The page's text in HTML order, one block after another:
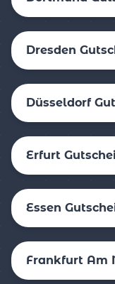
Dresden
Düsseldorf
Erfurt
Essen